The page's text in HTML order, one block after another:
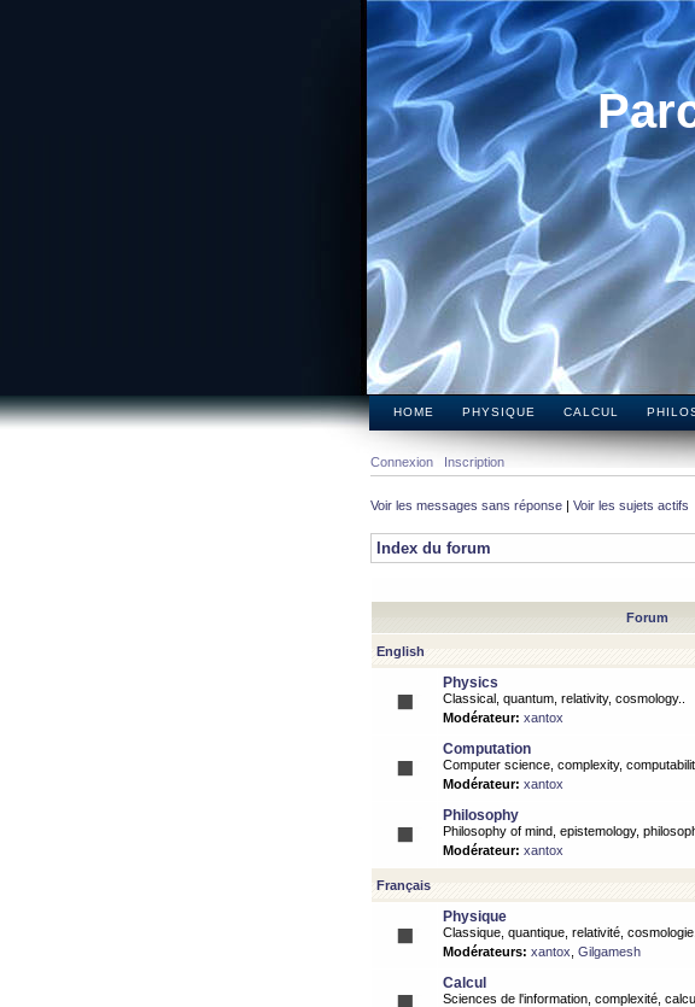
HOME PHYSIQUE CALCUL
Connexion Inscription
Voir les messages sans réponse | Voir les sujets actifs
Index du forum
Forum
English
Physics
Classical, quantum, relativity, cosmology..
Modérateur: xantox
Computation
Computer science, complexity,
Modérateur: xantox
Philosophy
Philosophy of mind, epistemology,
Modérateur: xantox
Français
Physique
Classique, quantique, relativité, cosmologie..
Modérateurs: xantox Gilgamesh
Calcul
Sciences de l'information, complexité,